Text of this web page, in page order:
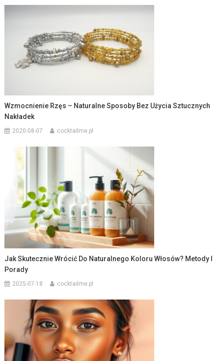
Wzmocnienie Rzęs – Naturalne Sposoby Bez Użycia Sztucznych
Nakładek
2020-08-07 cocktailme.pl
Jak Skutecznie Wrócić Do Naturalnego Koloru Włosów? Metody I
Porady
2025-07-18 cocktailme.pl